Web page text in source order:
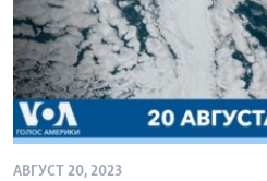
АВГУСТ 20, 2023